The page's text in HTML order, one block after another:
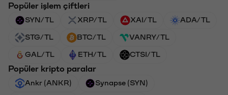
Popüler işlem çiftleri
SYN/TL XRP/TL XAI/TL ADA/TL
STG/TL BTC/TL VANRY/TL
GAL/TL ETH/TL CTSI/TL
Popüler kripto paralar
Ankr (ANKR) Synapse (SYN)